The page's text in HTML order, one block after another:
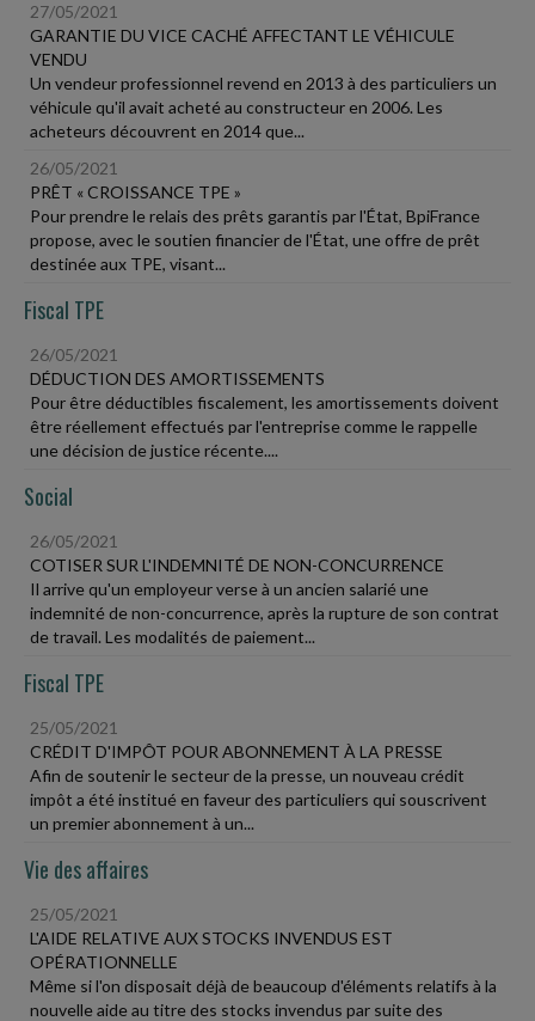
27/05/2021
GARANTIE DU VICE CACHÉ AFFECTANT LE VÉHICULE
VENDU
Un vendeur professionnel revend en 2013 à des particuliers un
véhicule qu'il avait acheté au constructeur en 2006. Les
acheteurs découvrent en 2014 que...
26/05/2021
PRÊT « CROISSANCE TPE »
Pour prendre le relais des prêts garantis par l'État, BpiFrance
propose, avec le soutien financier de l'État, une offre de prêt
destinée aux TPE, visant...
Fiscal TPE
26/05/2021
DÉDUCTION DES AMORTISSEMENTS
Pour être déductibles fiscalement, les amortissements doivent
être réellement effectués par l'entreprise comme le rappelle
une décision de justice récente....
Social
26/05/2021
COTISER SUR L'INDEMNITÉ DE NON-CONCURRENCE
Il arrive qu'un employeur verse à un ancien salarié une
indemnité de non-concurrence, après la rupture de son contrat
de travail. Les modalités de paiement...
Fiscal TPE
25/05/2021
CRÉDIT D'IMPÔT POUR ABONNEMENT À LA PRESSE
Afin de soutenir le secteur de la presse, un nouveau crédit
impôt a été institué en faveur des particuliers qui souscrivent
un premier abonnement à un...
Vie des affaires
25/05/2021
L'AIDE RELATIVE AUX STOCKS INVENDUS EST
OPÉRATIONNELLE
Même si l'on disposait déjà de beaucoup d'éléments relatifs à la
nouvelle aide au titre des stocks invendus par suite des